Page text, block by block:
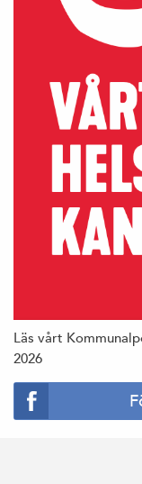
Läs vårt
2026